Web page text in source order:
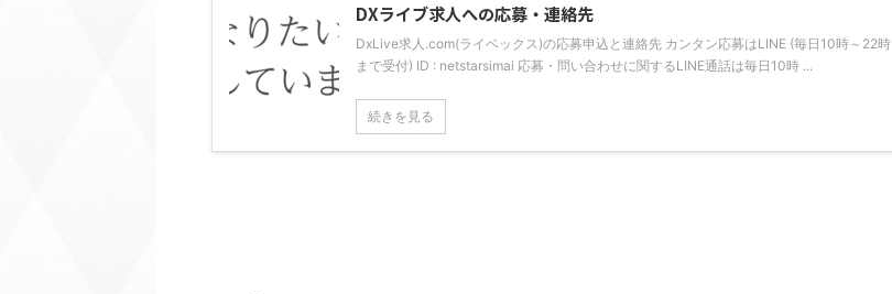
DXライブ求人への応募・連絡先
DxLive求人.com(ライベックス)の応募申込と連絡先 カンタン応募はLINE (毎日10時～22時
まで受付) ID : netstarsimai 応募・問い合わせに関するLINE通話は毎日10時 ...
続きを見る